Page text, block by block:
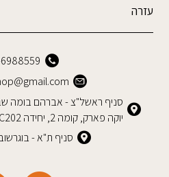
עזרה
יוקה פארק, קומה 2, יחידה C202 (מול איקאה)
סניף ת"א - בוגרשוב 56 תל